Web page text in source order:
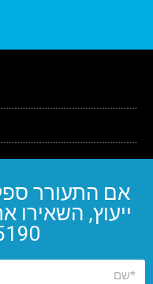
אם התעורר
ייעוץ, השאירו